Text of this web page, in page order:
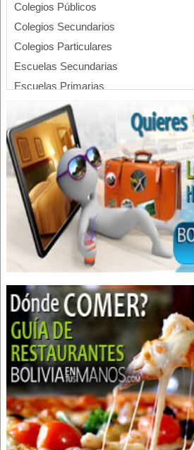
Colegios Públicos
Colegios Secundarios
Colegios Particulares
Escuelas Secundarias
Escuelas Primarias
Escuelas Particulares
Escuelas Privadas
Escuelas Públicas
Cumpleaños
Eventos
Eventos Corporativos
Eventos Sociales
Hoteles Boutique
Hotelería
Hotels
Restaurantes
Turismo de Aventura
Turismo
Bordados Computarizados
Bordados
Gorras
Uniformes para colegios